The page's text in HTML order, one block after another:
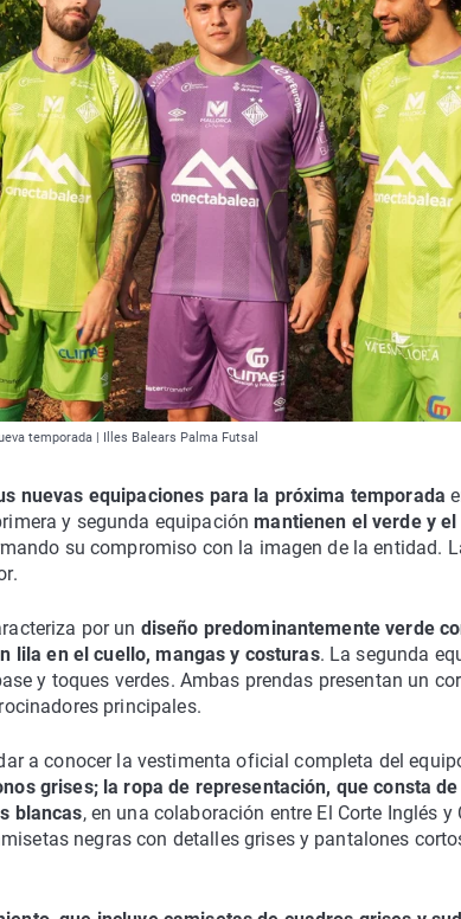
temporada | Illes Balears Palma Futsal
nuevas equipaciones para la próxima temporada
y segunda equipaciónmantienen el verde y
su compromiso con la imagen de la entidad.
por un diseño predominantemente verde
lila en el cuello, mangas y costuras. La segunda
y toques verdes. Ambas prendas presentan un
principales.
a conocer la vestimenta oficial completa del
grises; la ropa de representación, que consta
blancas, en una colaboración entre El Corte Inglés y
negras con detalles grises y pantalones